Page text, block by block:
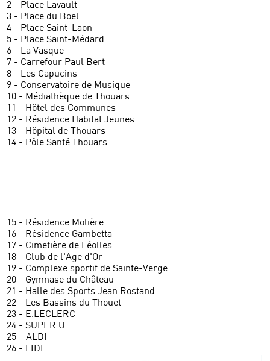
2 - Place Lavault
3 - Place du Boël
4 - Place Saint-Laon
5 - Place Saint-Médard
6 - La Vasque
7 - Carrefour Paul Bert
8 - Les Capucins
9 - Conservatoire de Musique
10 - Médiathèque de Thouars
11 - Hôtel des Communes
12 - Résidence Habitat Jeunes
13 - Hôpital de Thouars
14 - Pôle Santé Thouars
15 - Résidence Molière
16 - Résidence Gambetta
17 - Cimetière de Féolles
18 - Club de l'Age d'Or
19 - Complexe sportif de Sainte-Verge
20 - Gymnase du Château
21 - Halle des Sports Jean Rostand
22 - Les Bassins du Thouet
23 - E.LECLERC
24 - SUPER U
25 – ALDI
26 - LIDL